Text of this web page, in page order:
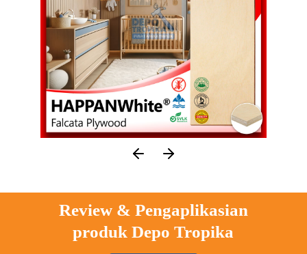
Review & Pengaplikasian
produk Depo Tropika